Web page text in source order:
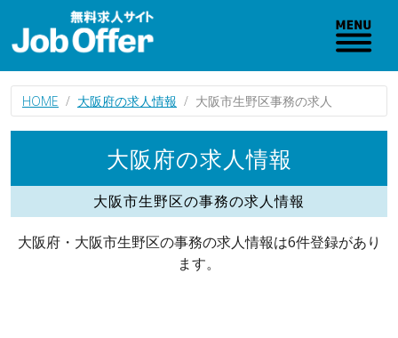
HOME 大阪府の求人情報 大阪市生野区事務の求人
大阪府の求人情報
大阪市生野区の事務の求人情報
大阪府・大阪市生野区の事務の求人情報は6件登録があり
ます。